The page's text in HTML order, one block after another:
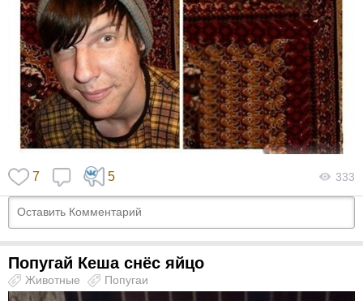
7 5 333
Попугай Кеша снёс яйцо
Животные Попугаи